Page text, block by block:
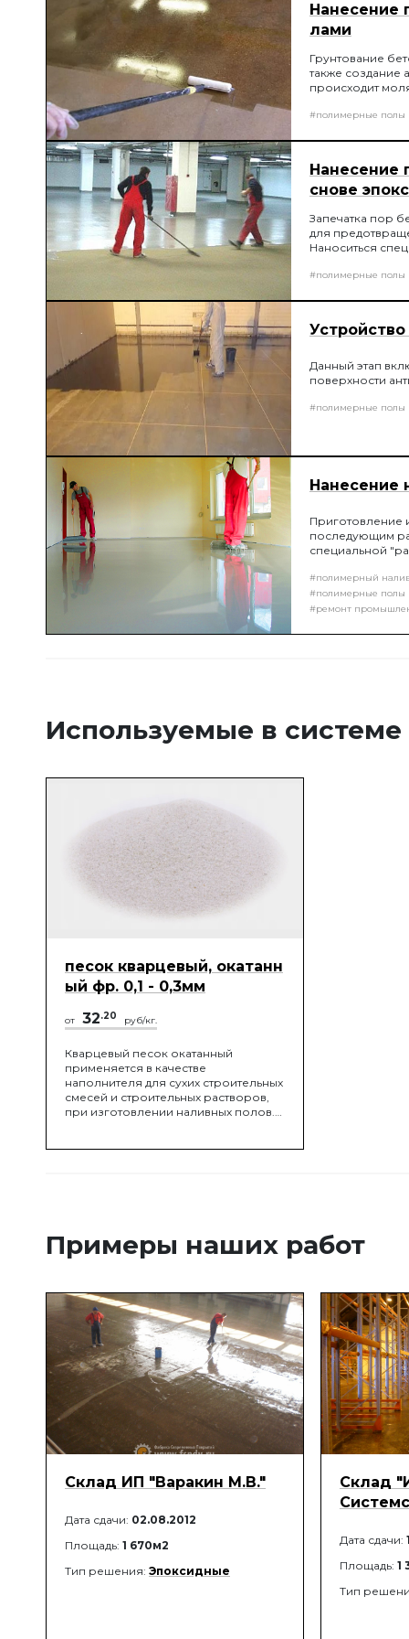
Нанесение
лами
Грунтование
также создание
происходит
#полимерные полы
Нанесение
снове
Запечатка пор
для
Наноситься
#полимерные полы
Данный этап
поверхности
#полимерные полы
Нанесение
Приготовление
последующим
специальной
уложенной
#полимерный
#полимерные полы
#ремонт
Используемые в
песок кварцевый, окатанн
ый фр. 0,1 - 0,3мм
от 32.20 руб/кг.
Кварцевый песок окатанный
применяется в качестве
наполнителя для сухих строительных
смесей и строительных растворов,
при изготовлении наливных полов.
Примеры наших работ
Склад ИП "Варакин М.В."
Дата сдачи: 02.08.2012
Площадь: 1 670м2
Тип решения: Эпоксидные
Склад
Дата сдачи:
Площадь: 1
Тип